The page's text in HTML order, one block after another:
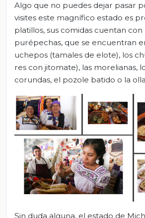
Algo que no puedes dejar pasar
visites este magnífico estado es
platillos, sus comidas cuentan con
purépechas, que se encuentran
uchepos (tamales de elote), los
res con jitomate), las morelianas,
corundas, el pozole batido o la
Sin duda alguna, el estado de